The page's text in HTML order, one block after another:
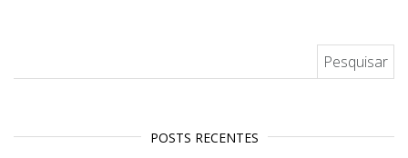
POSTS RECENTES